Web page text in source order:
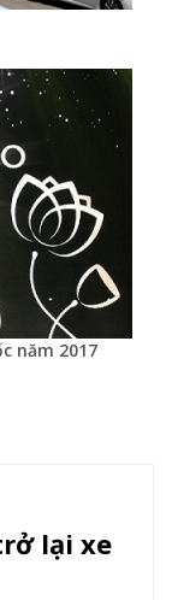
năm 2017
lại xe